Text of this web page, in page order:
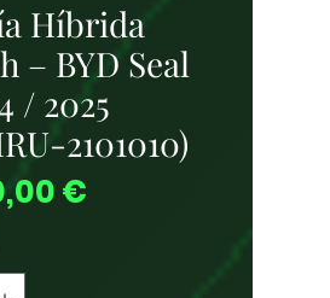
Híbrida
– BYD Seal
/ 2025
2101010)
€